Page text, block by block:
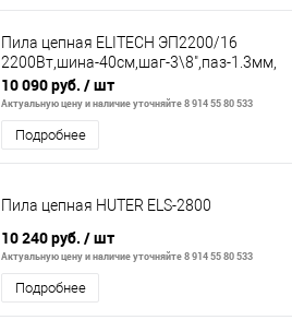
Пила цепная ELITECH ЭП2200/16
2200Вт,шина-40см,шаг-3\8",паз-
10 090 руб. / шт
Актуальную цену и наличие уточняйте 8 914 55 80 533
Подробнее
Пила цепная HUTER ELS-2800
10 240 руб. / шт
Актуальную цену и наличие уточняйте 8 914 55 80 533
Подробнее